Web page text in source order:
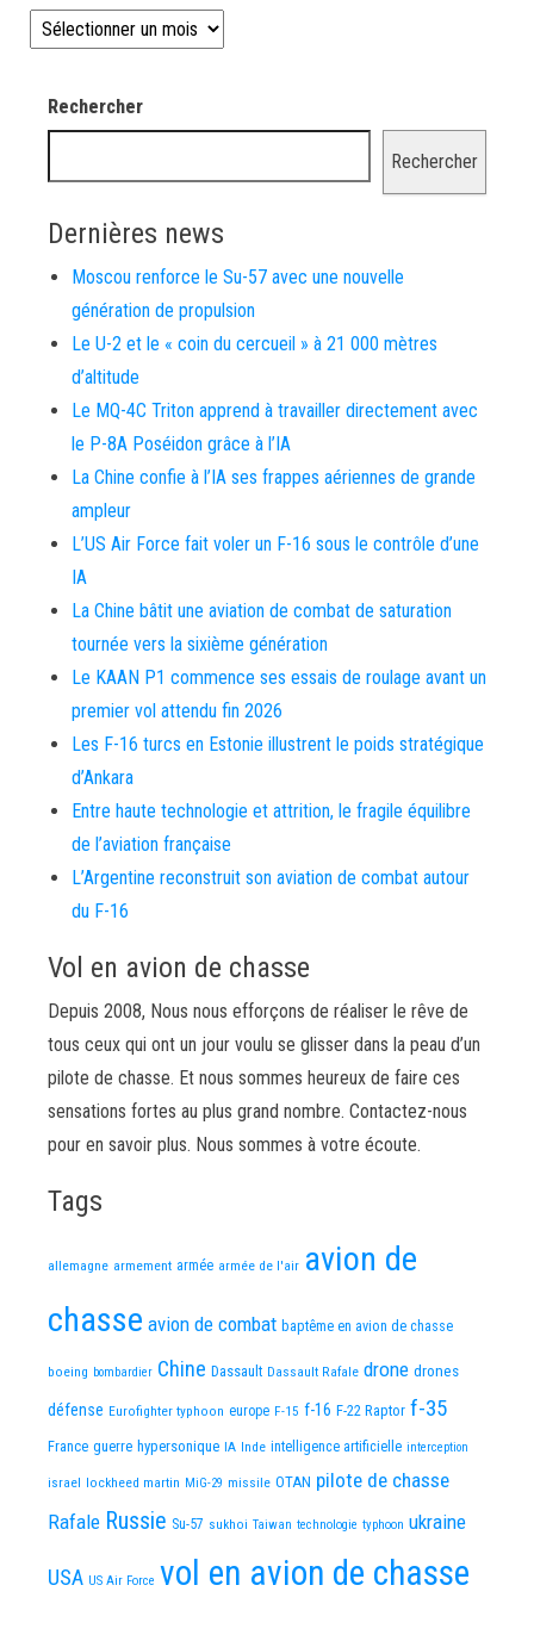
Les news depuis 2008
Rechercher
Rechercher
Dernières news
Moscou renforce le Su-57 avec une nouvelle
génération de propulsion
Le U-2 et le « coin du cercueil » à 21 000 mètres
d’altitude
Le MQ-4C Triton apprend à travailler directement avec
le P-8A Poséidon grâce à l’IA
La Chine confie à l’IA ses frappes aériennes de grande
ampleur
L’US Air Force fait voler un F-16 sous le contrôle d’une
IA
La Chine bâtit une aviation de combat de saturation
tournée vers la sixième génération
Le KAAN P1 commence ses essais de roulage avant un
premier vol attendu fin 2026
Les F-16 turcs en Estonie illustrent le poids stratégique
d’Ankara
Entre haute technologie et attrition, le fragile équilibre
de l’aviation française
L’Argentine reconstruit son aviation de combat autour
du F-16
Vol en avion de chasse
Depuis 2008, Nous nous efforçons de réaliser le rêve de
tous ceux qui ont un jour voulu se glisser dans la peau d’un
pilote de chasse. Et nous sommes heureux de faire ces
sensations fortes au plus grand nombre. Contactez-nous
pour en savoir plus. Nous sommes à votre écoute.
Tags
allemagne armement armée armée de l'air avion de
chasse avion de combat baptême en avion de chasse
boeing bombardier Chine Dassault Dassault Rafale drone drones
défense Eurofighter typhoon europe F-15 f-16 F-22 Raptor f-35
France guerre hypersonique IA Inde intelligence artificielle interception
israel lockheed martin MiG-29 missile OTAN pilote de chasse
Rafale Russie Su-57 sukhoi Taiwan technologie typhoon ukraine
USA US Air Force vol en avion de chasse